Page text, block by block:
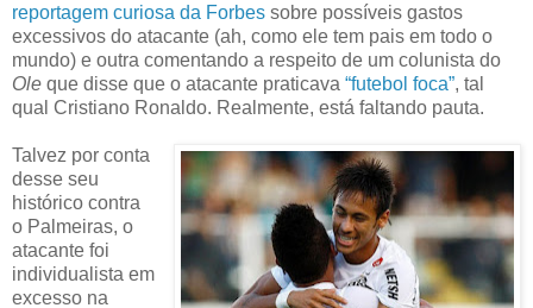
reportagem curiosa da Forbes sobre possíveis gastos
excessivos do atacante (ah, como ele tem pais em todo o
mundo) e outra comentando a respeito de um colunista do
Ole que disse que o atacante praticava “futebol foca”, tal
qual Cristiano Ronaldo. Realmente, está faltando pauta.
Talvez por conta
desse seu
histórico contra
o Palmeiras, o
atacante foi
individualista em
excesso na